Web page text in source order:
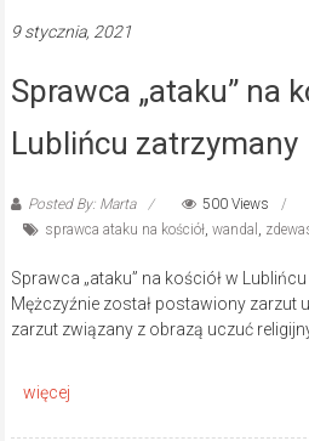
9 stycznia, 2021
Sprawca „ataku” na
Lublińcu zatrzymany
Posted By: Marta
500 Views
sprawca ataku na kościół, wandal ,
Sprawca „ataku” na kościół w
Mężczyźnie został postawiony zarzut
zarzut związany z obrazą uczuć